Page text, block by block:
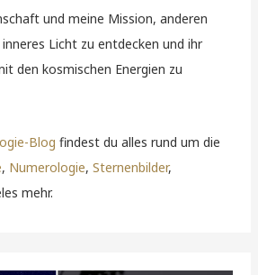
und meine Mission, anderen
Licht zu entdecken und ihr
den kosmischen Energien zu
Blog findest du alles rund um die
, Numerologie,Sternenbilder,
mehr.